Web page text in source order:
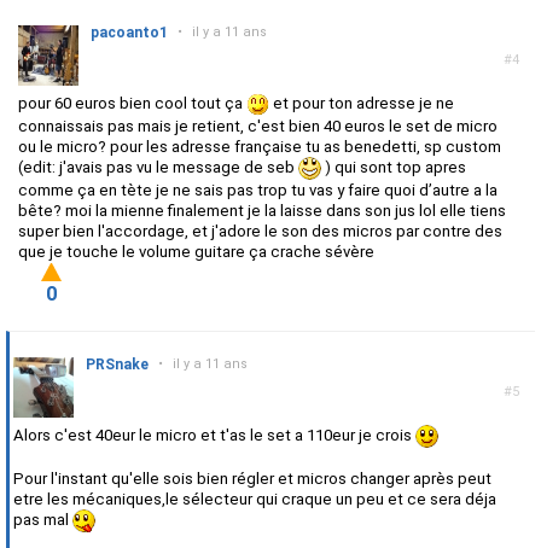
#4
pacoanto1 • il y a 11 ans
pour 60 euros bien cool tout ça
et pour ton adresse je ne
connaissais pas mais je retient, c'est bien 40 euros le set de micro
ou le micro? pour les adresse française tu as benedetti, sp custom
(edit: j'avais pas vu le message de seb
) qui sont top apres
comme ça en tète je ne sais pas trop tu vas y faire quoi d’autre a la
bête? moi la mienne finalement je la laisse dans son jus lol elle tiens
super bien l'accordage, et j'adore le son des micros par contre des
que je touche le volume guitare ça crache sévère
0
#5
PRSnake • il y a 11 ans
Alors c'est 40eur le micro et t'as le set a 110eur je crois
Pour l'instant qu'elle sois bien régler et micros changer après peut
etre les mécaniques,le sélecteur qui craque un peu et ce sera déja
pas mal